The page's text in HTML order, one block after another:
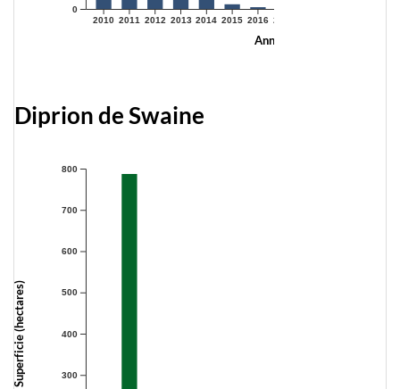
2010 2011 2012 2013 2014 2015 2016 2017
Année
0
Diprion de Swaine
300
400
500
600
700
800
Superficie (hectares)